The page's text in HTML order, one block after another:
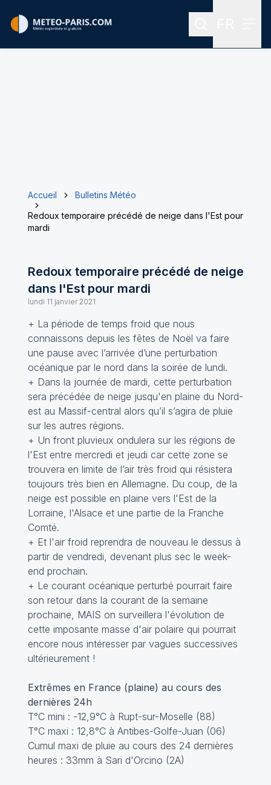
Rechercher
Accueil
Bulletins Météo
Redoux temporaire précédé de neige dans l'Est pour
mardi
Redoux temporaire précédé de neige
dans l'Est pour mardi
lundi 11 janvier 2021
+ La période de temps froid que nous
connaissons depuis les fêtes de Noël va faire
une pause avec l’arrivée d’une perturbation
océanique par le nord dans la soirée de lundi.
+ Dans la journée de mardi, cette perturbation
sera précédée de neige jusqu'en plaine du Nord-
est au Massif-central alors qu’il s’agira de pluie
sur les autres régions.
+ Un front pluvieux ondulera sur les régions de
l'Est entre mercredi et jeudi car cette zone se
trouvera en limite de l’air très froid qui résistera
toujours très bien en Allemagne. Du coup, de la
neige est possible en plaine vers l'Est de la
Lorraine, l'Alsace et une partie de la Franche
Comté.
+ Et l'air froid reprendra de nouveau le dessus à
partir de vendredi, devenant plus sec le week-
end prochain.
+ Le courant océanique perturbé pourrait faire
son retour dans la courant de la semaine
prochaine, MAIS on surveillera l'évolution de
cette imposante masse d'air polaire qui pourrait
encore nous intéresser par vagues successives
ultérieurement !
Extrêmes en France (plaine) au cours des
dernières 24h
T°C mini : -12,9°C à Rupt-sur-Moselle (88)
T°C maxi : 12,8°C à Antibes-Golfe-Juan (06)
Cumul maxi de pluie au cours des 24 dernières
heures : 33mm à Sari d'Orcino (2A)